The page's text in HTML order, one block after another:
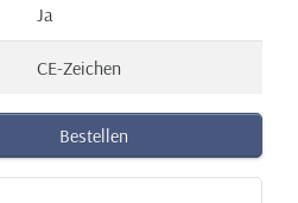
Ja
CE-Zeichen
Bestellen